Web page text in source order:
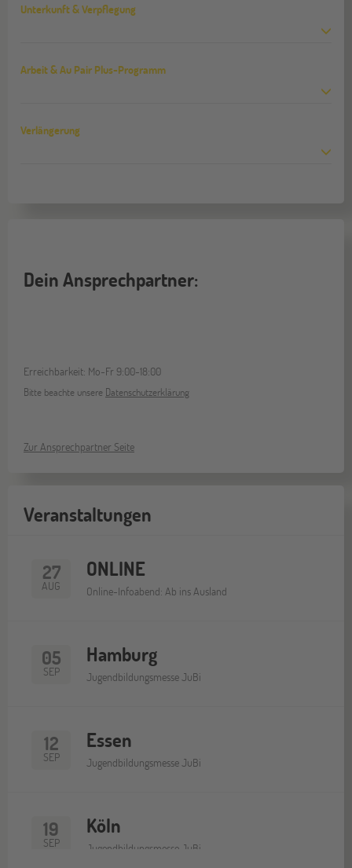
Unterkunft & Verpflegung
Arbeit & Au Pair Plus-Programm
Verlängerung
Dein Ansprechpartner:
Erreichbarkeit: Mo-Fr 9:00-18:00
Bitte beachte unsere Datenschutzerklärung
Zur Ansprechpartner Seite
Veranstaltungen
27
AUG
ONLINE
Online-Infoabend: Ab ins Ausland
05
SEP
Hamburg
Jugendbildungsmesse JuBi
12
SEP
Essen
Jugendbildungsmesse JuBi
19
SEP
Köln
Jugendbildungsmesse JuBi